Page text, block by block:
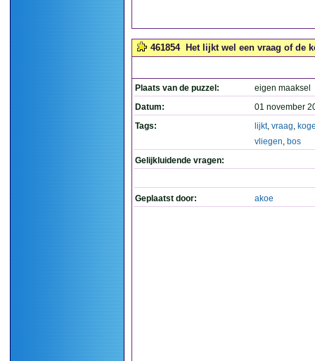
461854 Het lijkt wel een vraag of de
Plaats van de puzzel:
eigen maaksel
Datum:
01 november
Tags:
lijkt, vraag,
vliegen, bos
Gelijkluidende vragen:
Geplaatst door: akoe